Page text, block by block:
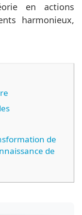
en actions
harmonieux,
de
de